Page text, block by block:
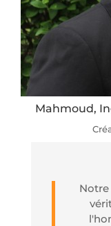
Mahmoud,